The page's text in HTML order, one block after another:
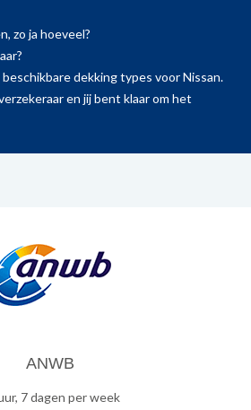
zo ja hoeveel?
dekking types voor Nissan.
en jij bent klaar om het
ANWB
7 dagen per week